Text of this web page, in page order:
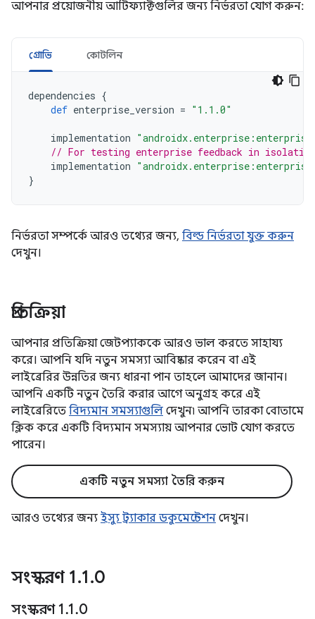
আপনার প্রয়োজনীয় আর্টিফ্যাক্টগুলির জন্য নির্ভরতা যোগ করুন:
গ্রোভি কোটলিন
dependencies {
def enterprise_version = "1.1.0"
implementation
// For testing enterprise feedback in isolation
implementation
}
নির্ভরতা সম্পর্কে আরও তথ্যের জন্য, বিল্ড নির্ভরতা যুক্ত করুন
দেখুন।
প্রতিক্রিয়া
আপনার প্রতিক্রিয়া জেটপ্যাককে আরও ভাল করতে সাহায্য
করে। আপনি যদি নতুন সমস্যা আবিষ্কার করেন বা এই
লাইব্রেরির উন্নতির জন্য ধারনা পান তাহলে আমাদের জানান।
আপনি একটি নতুন তৈরি করার আগে অনুগ্রহ করে এই
লাইব্রেরিতে বিদ্যমান সমস্যাগুলি দেখুন৷ আপনি তারকা বোতামে
ক্লিক করে একটি বিদ্যমান সমস্যায় আপনার ভোট যোগ করতে
পারেন।
একটি নতুন সমস্যা তৈরি করুন
আরও তথ্যের জন্য ইস্যু ট্র্যাকার ডকুমেন্টেশন দেখুন।
সংস্করণ 1.1.0
সংস্করণ 1.1.0